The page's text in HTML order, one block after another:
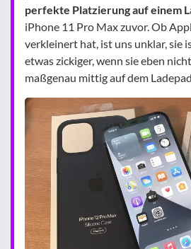
perfekte Platzierung auf einem
iPhone 11 Pro Max zuvor. Ob
verkleinert hat, ist uns unklar, sie
etwas zickiger, wenn sie eben
maßgenau mittig auf dem